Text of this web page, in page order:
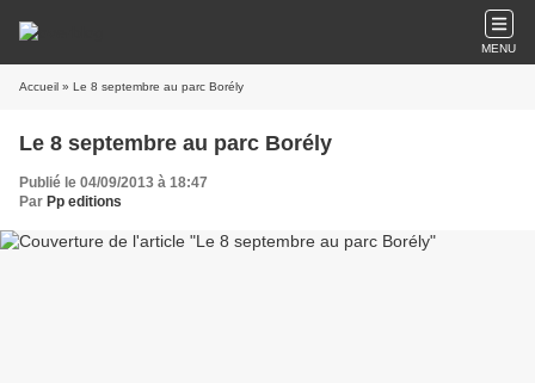
MENU
Accueil » Le 8 septembre au parc Borély
Le 8 septembre au parc Borély
Publié le 04/09/2013 à 18:47
Par Pp editions